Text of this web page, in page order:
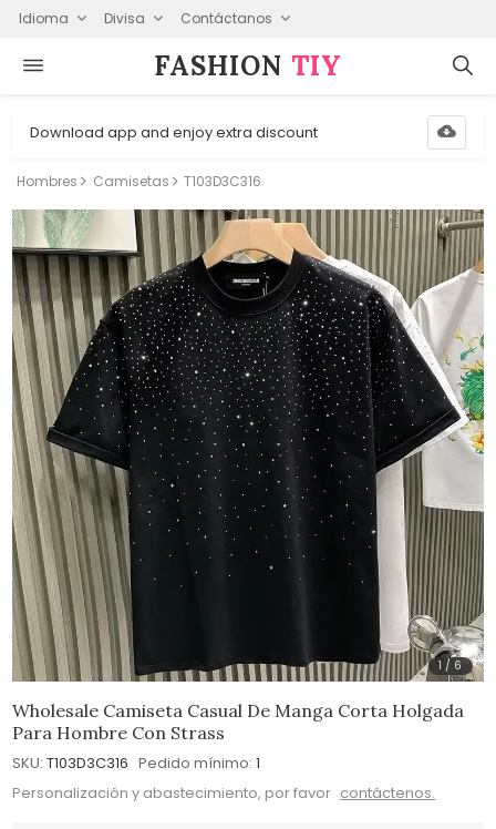
Idioma Divisa Contáctanos
FASHION⁠ TIY
Download app and enjoy extra discount
Hombres Camisetas T103D3C316
1 / 6
Wholesale Camiseta Casual De Manga Corta Holgada
Para Hombre Con Strass
SKU: T103D3C316 Pedido mínimo: 1
Personalización y abastecimiento, por favor contáctenos.